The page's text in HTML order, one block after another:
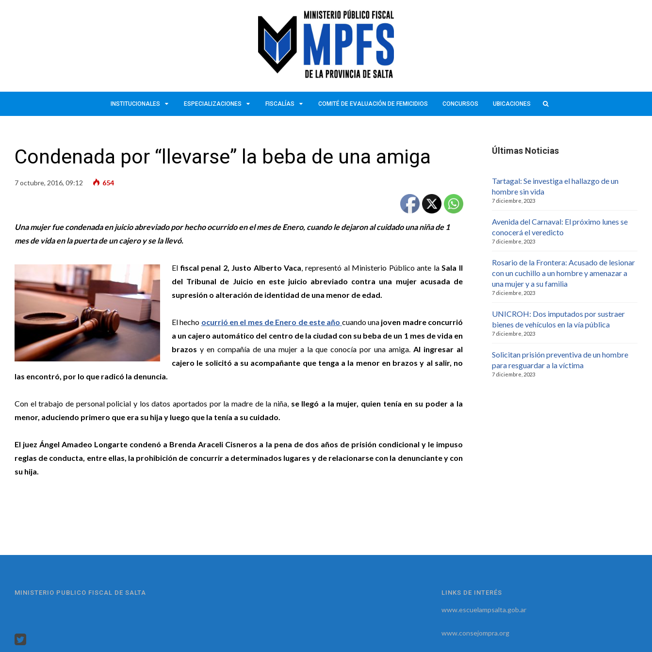
INSTITUCIONALES ESPECIALIZACIONES FISCALÍAS COMITÉ DE EVALUACIÓN DE FEMICIDIOS CONCURSOS UBICACIONES
Condenada por “llevarse” la beba de una amiga
7 octubre, 2016, 09:12 654
Una mujer fue condenada en juicio abreviado por hecho ocurrido en el mes de Enero, cuando le dejaron al cuidado una niña de 1
mes de vida en la puerta de un cajero y se la llevó.
Elfiscal penal 2, Justo Alberto Vaca , representó al Ministerio Público ante la Sala II
del Tribunal de Juicio en este juicio abreviado contra una mujer acusada de
supresión o alteración de identidad de una menor de edad.
El hecho ocurrió en el mes de Enero de este año cuando una joven madre concurrió
a un cajero automático del centro de la ciudad con su beba de un 1 mes de vida en
brazos y en compañía de una mujer a la que conocía por una amiga. Al ingresar al
cajero le solicitó a su acompañante que tenga a la menor en brazos y al salir, no
las encontró, por lo que radicó la denuncia.
Con el trabajo de personal policial y los datos aportados por la madre de la niña, se llegó a la mujer, quien tenía en su poder a la
menor, aduciendo primero que era su hija y luego que la tenía a su cuidado.
El juez Ángel Amadeo Longarte condenó a Brenda Araceli Cisneros a la pena de dos años de prisión condicional y le impuso
reglas de conducta, entre ellas, la prohibición de concurrir a determinados lugares y de relacionarse con la denunciante y con
su hija.
Últimas Noticias
Tartagal: Se investiga el hallazgo de un
hombre sin vida
7 diciembre, 2023
Avenida del Carnaval: El próximo lunes se
conocerá el veredicto
7 diciembre, 2023
Rosario de la Frontera: Acusado de lesionar
con un cuchillo a un hombre y amenazar a
una mujer y a su familia
7 diciembre, 2023
UNICROH: Dos imputados por sustraer
bienes de vehículos en la vía pública
7 diciembre, 2023
Solicitan prisión preventiva de un hombre
para resguardar a la víctima
7 diciembre, 2023
MINISTERIO PUBLICO FISCAL DE SALTA LINKS DE INTERÉS
www.escuelampsalta.gob.ar
www.consejompra.org